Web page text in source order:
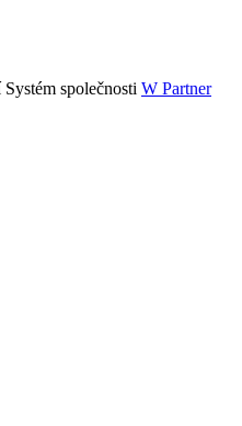
společnosti W Partner